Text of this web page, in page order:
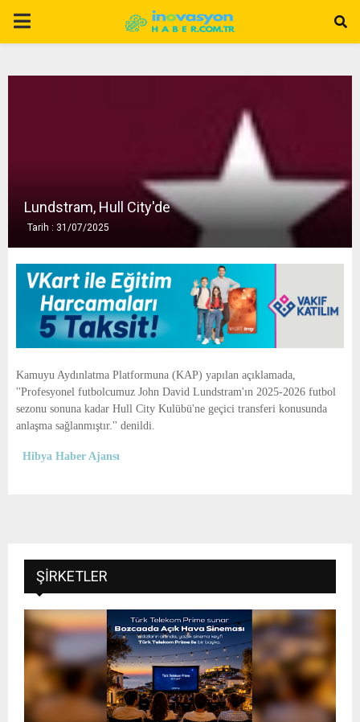
P
E
N
U
Lundstram, Hull City'de
Tarih : 31/07/2025
Kamuyu Aydınlatma Platformuna (KAP) yapılan açıklamada,
''Profesyonel futbolcumuz John David Lundstram'ın 2025-2026 futbol
sezonu sonuna kadar Hull City Kulübü'ne geçici transferi konusunda
anlaşma sağlanmıştır.'' denildi.
Hibya Haber Ajansı
ŞIRKETLER